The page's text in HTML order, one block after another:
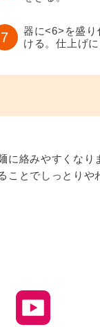
7
器に<6>を盛
ける。仕上げ
絡みやすくなり
とでしっとりや